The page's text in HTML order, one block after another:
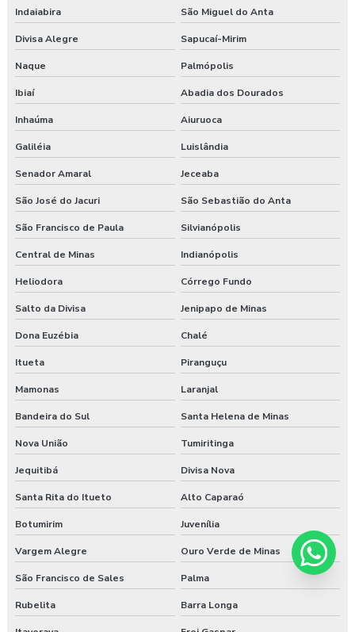
Indaiabira São Miguel do Anta
Divisa Alegre Sapucaí-Mirim
Naque Palmópolis
Ibiaí Abadia dos Dourados
Inhaúma Aiuruoca
Galiléia Luislândia
Senador Amaral Jeceaba
São José do Jacuri São Sebastião do Anta
São Francisco de Paula Silvianópolis
Central de Minas Indianópolis
Heliodora Córrego Fundo
Salto da Divisa Jenipapo de Minas
Dona Euzébia Chalé
Itueta Piranguçu
Mamonas Laranjal
Bandeira do Sul Santa Helena de Minas
Nova União Tumiritinga
Jequitibá Divisa Nova
Santa Rita do Itueto Alto Caparaó
Botumirim Juvenília
Vargem Alegre Ouro Verde de Minas
São Francisco de Sales Palma
Rubelita Barra Longa